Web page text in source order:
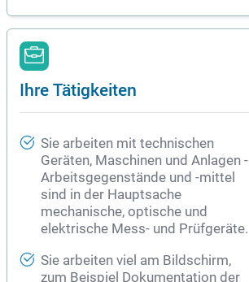
Ihre Tätigkeiten
Sie arbeiten mit technischen
Geräten, Maschinen und Anlagen -
Arbeitsgegenstände und -mittel
sind in der Hauptsache
mechanische, optische und
elektrische Mess- und Prüfgeräte.
Sie arbeiten viel am Bildschirm,
zum Beispiel Dokumentation der